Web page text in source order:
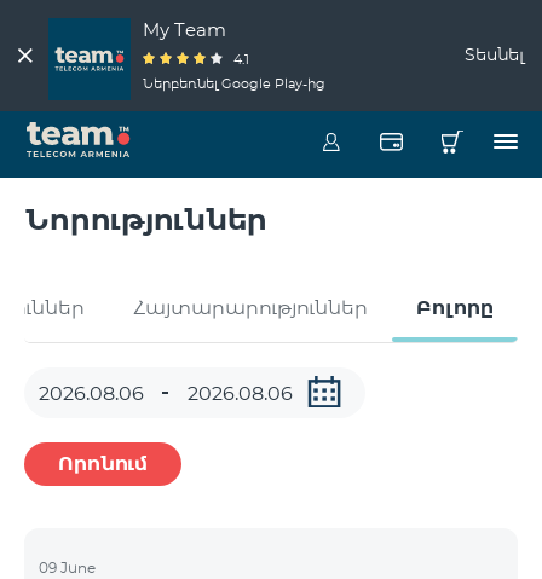
My Team
4.1
Ներբեռնել Google Play-ից
Տեսնել
Նորություններ
Հայտարարություններ Բոլորը
Որոնում
09 June